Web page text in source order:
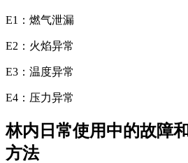
E1：燃气泄漏
E2：火焰异常
E3：温度异常
E4：压力异常
林内日常使用中的故障
方法